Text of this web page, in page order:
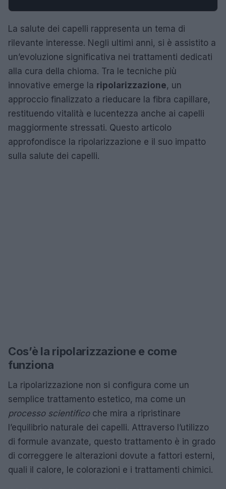
La salute dei capelli rappresenta un tema di
rilevante interesse. Negli ultimi anni, si è assistito a
un’evoluzione significativa nei trattamenti dedicati
alla cura della chioma. Tra le tecniche più
innovative emerge la ripolarizzazione, un
approccio finalizzato a rieducare la fibra capillare,
restituendo vitalità e lucentezza anche ai capelli
maggiormente stressati. Questo articolo
approfondisce la ripolarizzazione e il suo impatto
sulla salute dei capelli.
Cos’è la ripolarizzazione e come
funziona
La ripolarizzazione non si configura come un
semplice trattamento estetico, ma come un
processo scientificoche mira a ripristinare
l’equilibrio naturale dei capelli. Attraverso l’utilizzo
di formule avanzate, questo trattamento è in grado
di correggere le alterazioni dovute a fattori esterni,
quali il calore, le colorazioni e i trattamenti chimici.